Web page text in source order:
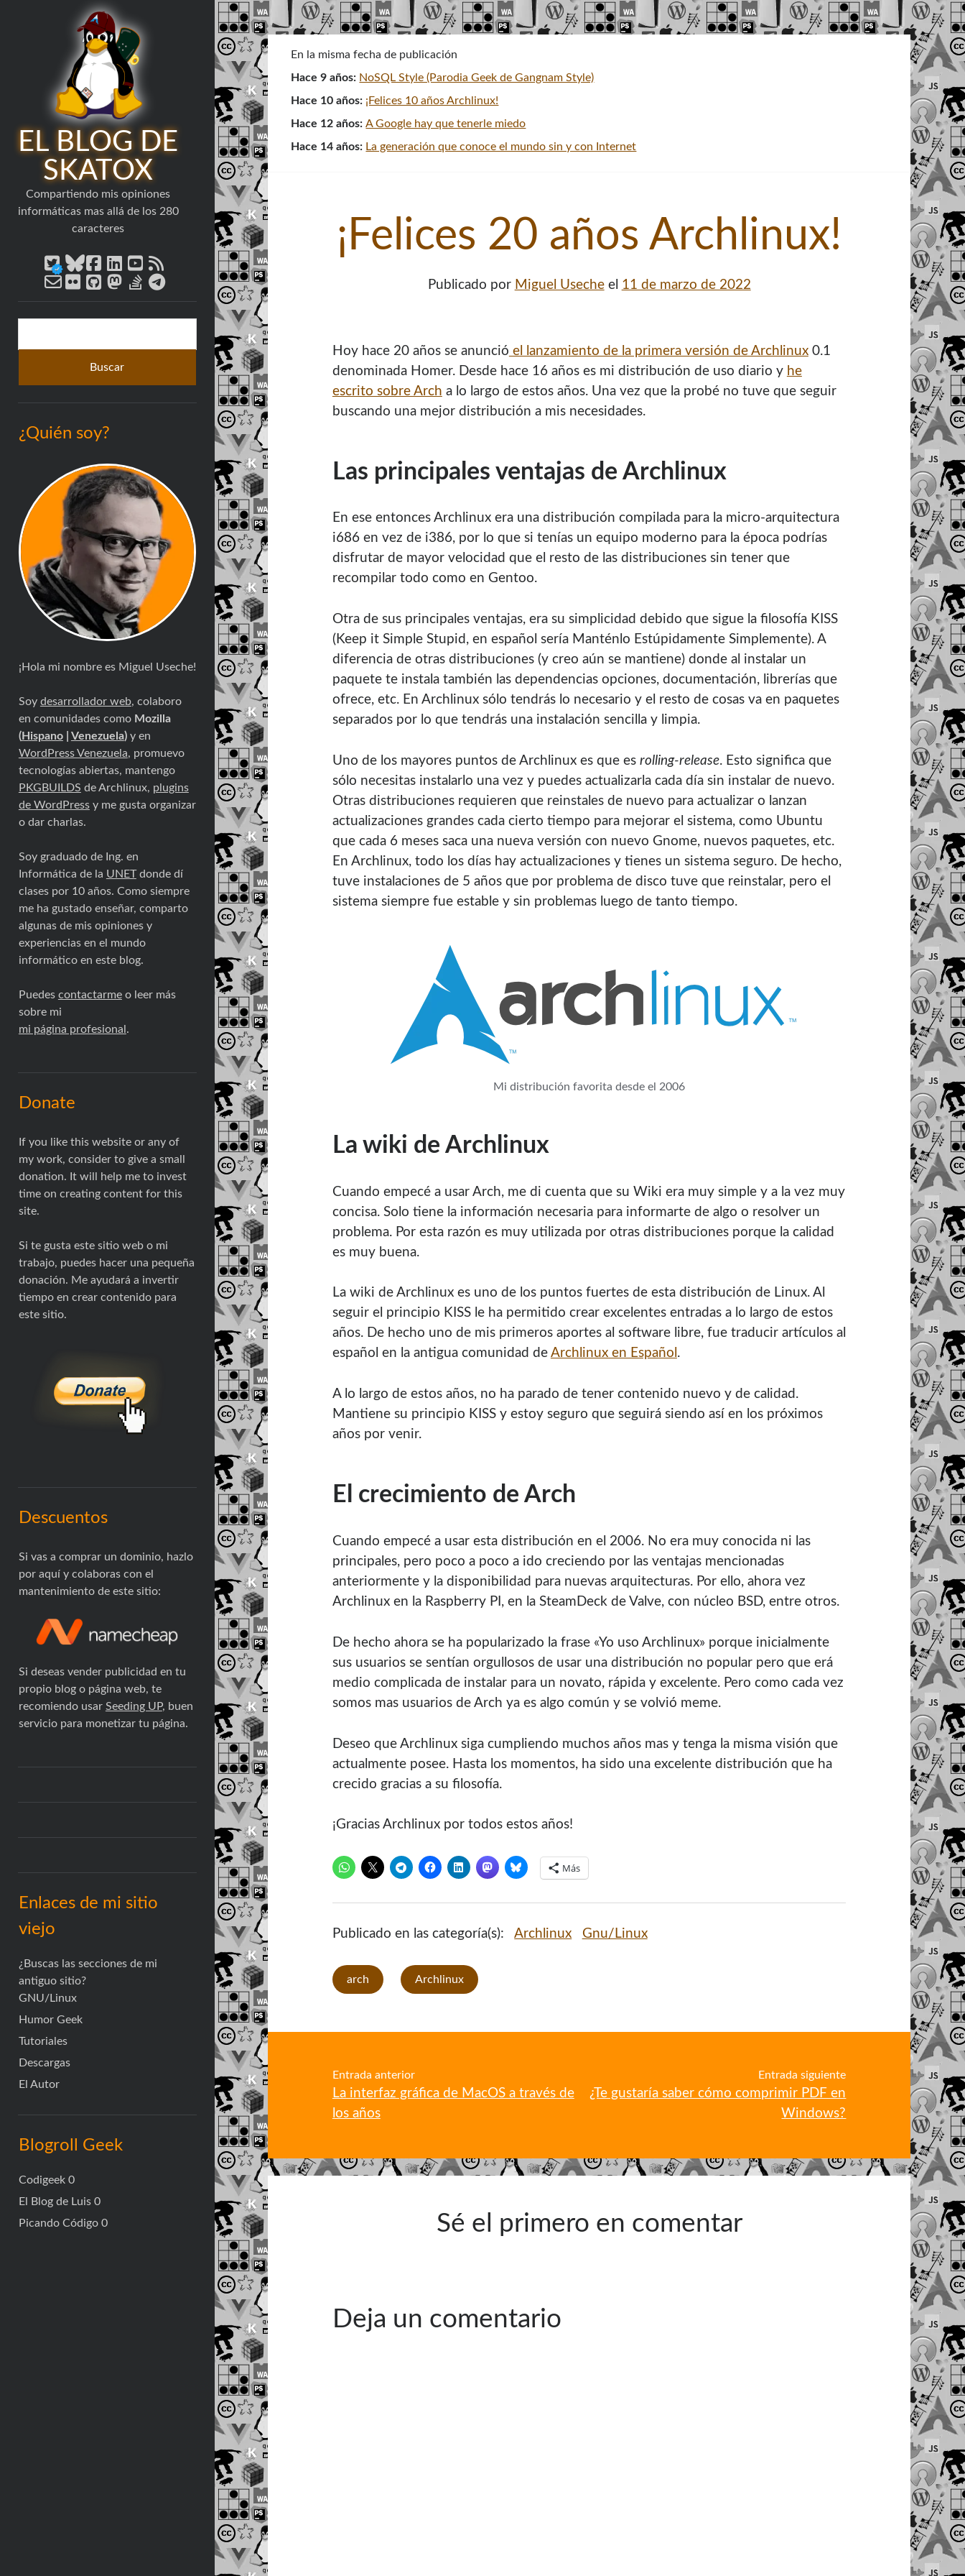
EL BLOG DE
SKATOX
Compartiendo mis opiniones
informáticas mas allá de los 280
caracteres
twitterbluesky
facebook
linkedin
youtube
rss
email-
form
flickrgithubmastodon
stack-
overflow
telegram
Barra
¿Quién soy?
¡Hola mi nombre es Miguel Useche!
Soy desarrollador web, colaboro
en comunidades como Mozilla
(Hispano| Venezuela)y en
WordPress Venezuela, promuevo
tecnologías abiertas, mantengo
PKGBUILDS de Archlinux, plugins
de WordPressy me gusta organizar
o dar charlas.
Soy graduado de Ing. en
Informática de la UNETdonde dí
clases por 10 años. Como siempre
me ha gustado enseñar, comparto
algunas de mis opiniones y
experiencias en el mundo
informático en este blog.
Puedes contactarmeo leer más
sobre mi
mi página profesional .
Donate
If you like this website or any of
my work, consider to give a small
donation. It will help me to invest
time on creating content for this
site.
Si te gusta este sitio web o mi
trabajo, puedes hacer una pequeña
donación. Me ayudará a invertir
tiempo en crear contenido para
este sitio.
Descuentos
Si vas a comprar un dominio, hazlo
por aquí y colaboras con el
mantenimiento de este sitio:
Si deseas vender publicidad en tu
propio blog o página web, te
recomiendo usar Seeding UP, buen
servicio para monetizar tu página.
Enlaces de mi sitio
viejo
¿Buscas las secciones de mi
antiguo sitio?
GNU/Linux
Humor Geek
Tutoriales
Descargas
El Autor
Blogroll Geek
Codigeek0
El Blog de Luis0
Picando Código0
En la misma fecha de publicación
Hace 9 años: NoSQL Style (Parodia Geek de Gangnam Style)
Hace 10 años: ¡Felices 10 años Archlinux!
Hace 12 años:A Google hay que tenerle miedo
Hace 14 años: La generación que conoce el mundo sin y con Internet
¡Felices 20 años Archlinux!
Publicado por Miguel Usecheel 11 de marzo de 2022
Hoy hace 20 años se anunció el lanzamiento de la primera versión de Archlinux0.1
denominada Homer. Desde hace 16 años es mi distribución de uso diario y he
escrito sobre Arch a lo largo de estos años. Una vez que la probé no tuve que seguir
buscando una mejor distribución a mis necesidades.
Las principales ventajas de Archlinux
En ese entonces Archlinux era una distribución compilada para la micro-arquitectura
i686 en vez de i386, por lo que si tenías un equipo moderno para la época podrías
disfrutar de mayor velocidad que el resto de las distribuciones sin tener que
recompilar todo como en Gentoo.
Otra de sus principales ventajas, era su simplicidad debido que sigue la filosofía KISS
(Keep it Simple Stupid, en español sería Manténlo Estúpidamente Simplemente). A
diferencia de otras distribuciones (y creo aún se mantiene) donde al instalar un
paquete te instala también las dependencias opciones, documentación, librerías que
ofrece, etc. En Archlinux sólo tendrás lo necesario y el resto de cosas va en paquetes
separados por lo que tendrás una instalación sencilla y limpia.
Uno de los mayores puntos de Archlinux es que es rolling-release. Esto significa que
sólo necesitas instalarlo una vez y puedes actualizarla cada día sin instalar de nuevo.
Otras distribuciones requieren que reinstales de nuevo para actualizar o lanzan
actualizaciones grandes cada cierto tiempo para mejorar el sistema, como Ubuntu
que cada 6 meses saca una nueva versión con nuevo Gnome, nuevos paquetes, etc.
En Archlinux, todo los días hay actualizaciones y tienes un sistema seguro. De hecho,
tuve instalaciones de 5 años que por problema de disco tuve que reinstalar, pero el
sistema siempre fue estable y sin problemas luego de tanto tiempo.
Mi distribución favorita desde el 2006
La wiki de Archlinux
Cuando empecé a usar Arch, me di cuenta que su Wiki era muy simple y a la vez muy
concisa. Solo tiene la información necesaria para informarte de algo o resolver un
problema. Por esta razón es muy utilizada por otras distribuciones porque la calidad
es muy buena.
La wiki de Archlinux es uno de los puntos fuertes de esta distribución de Linux. Al
seguir el principio KISS le ha permitido crear excelentes entradas a lo largo de estos
años. De hecho uno de mis primeros aportes al software libre, fue traducir artículos al
español en la antigua comunidad de Archlinux en Español .
A lo largo de estos años, no ha parado de tener contenido nuevo y de calidad.
Mantiene su principio KISS y estoy seguro que seguirá siendo así en los próximos
años por venir.
El crecimiento de Arch
Cuando empecé a usar esta distribución en el 2006. No era muy conocida ni las
principales, pero poco a poco a ido creciendo por las ventajas mencionadas
anteriormente y la disponibilidad para nuevas arquitecturas. Por ello, ahora vez
Archlinux en la Raspberry PI, en la SteamDeck de Valve, con núcleo BSD, entre otros.
De hecho ahora se ha popularizado la frase «Yo uso Archlinux» porque inicialmente
sus usuarios se sentían orgullosos de usar una distribución no popular pero que erá
medio complicada de instalar para un novato, rápida y excelente. Pero como cada vez
somos mas usuarios de Arch ya es algo común y se volvió meme.
Deseo que Archlinux siga cumpliendo muchos años mas y tenga la misma visión que
actualmente posee. Hasta los momentos, ha sido una excelente distribución que ha
crecido gracias a su filosofía.
¡Gracias Archlinux por todos estos años!
Más
Publicado en las categoría(s): Archlinux Gnu/Linux
arch Archlinux
Entrada anterior
La interfaz gráfica de MacOS a través de
los años
Entrada siguiente
¿Te gustaría saber cómo comprimir PDF en
Windows?
Sé el primero en comentar
Deja un comentario